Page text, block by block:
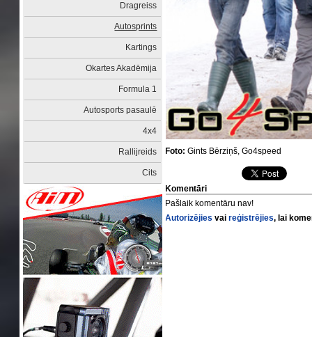
Dragreiss
Autosprints
Kartings
Okartes Akadēmija
Formula 1
Autosports pasaulē
4x4
Rallijreids
Cits
Foto: Gints Bērziņš, Go4speed
Komentāri
Pašlaik komentāru nav!
Autorizējies vaireģistrējies, lai